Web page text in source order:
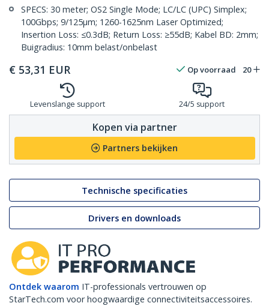
SPECS: 30 meter; OS2 Single Mode; LC/LC (UPC) Simplex;
100Gbps; 9/125µm; 1260-1625nm Laser Optimized;
Insertion Loss: ≤0.3dB; Return Loss: ≥55dB; Kabel BD: 2mm;
Buigradius: 10mm belast/onbelast
€ 53,31 EUR Op voorraad 20
Levenslange support 24/5 support
Kopen via partner
Partners bekijken
Technische specificaties
Drivers en downloads
Ontdek waarom IT-professionals vertrouwen op
StarTech.com voor hoogwaardige connectiviteitsaccessoires.